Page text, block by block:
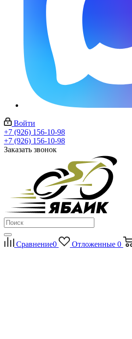
Войти
+7 (926) 156-10-98
+7 (926) 156-10-98
Заказать звонок
Сравнение0 Отложенные 0